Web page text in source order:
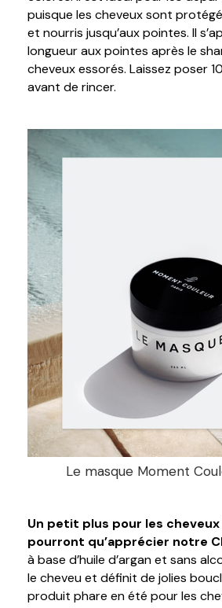
puisque les cheveux sont
et nourris jusqu’aux pointes. Il
longueur aux pointes après le
cheveux essorés. Laissez poser
avant de rincer.
Le masque Moment
Un petit plus pour les cheveux
pourront qu’apprécier notre
à base d’huile d’argan et sans
le cheveu et définit de jolies
produit phare en été pour les